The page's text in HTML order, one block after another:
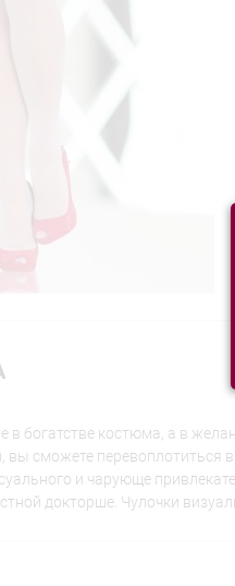
в богатстве костюма, а в
вы сможете перевоплотиться
и чарующе
докторше. Чулочки